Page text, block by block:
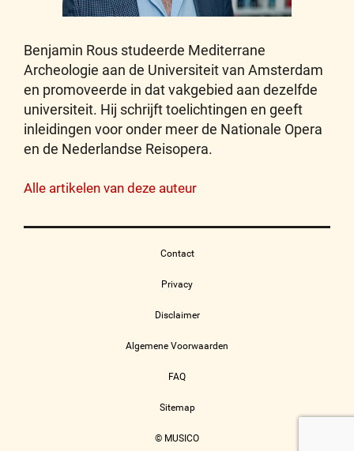
Benjamin Rous studeerde Mediterrane
Archeologie aan de Universiteit van Amsterdam
en promoveerde in dat vakgebied aan dezelfde
universiteit. Hij schrijft toelichtingen en geeft
inleidingen voor onder meer de Nationale Opera
en de Nederlandse Reisopera.
Alle artikelen van deze auteur
Contact
Privacy
Disclaimer
Algemene Voorwaarden
FAQ
Sitemap
© MUSICO